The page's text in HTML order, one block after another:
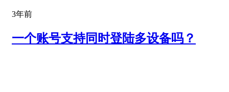
3年前
一个账号支持同时登陆多设备吗？